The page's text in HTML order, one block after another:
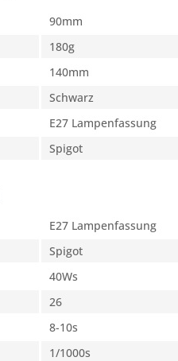
90mm
180g
140mm
Schwarz
E27 Lampenfassung
Spigot
E27 Lampenfassung
Spigot
40Ws
26
8-10s
1/1000s